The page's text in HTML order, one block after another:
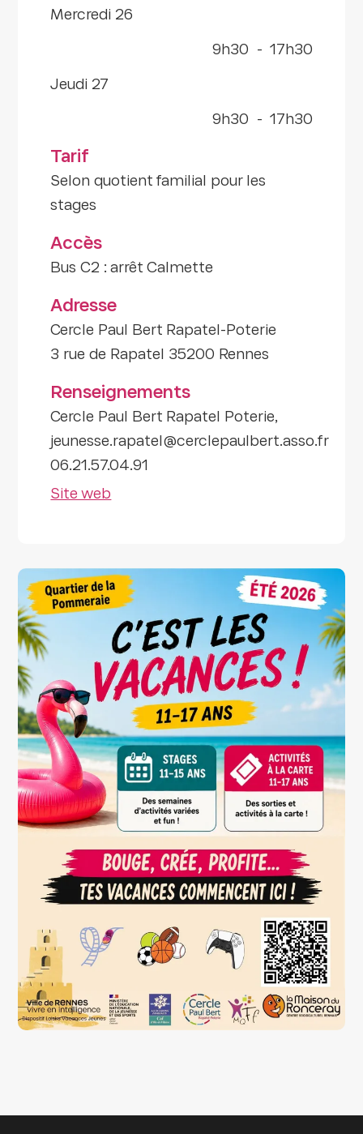
mercredi 26
9h30 - 17h30
jeudi 27
9h30 - 17h30
Tarif
Selon quotient familial pour les
stages
Accès
Bus C2 : arrêt Calmette
Adresse
Cercle Paul Bert Rapatel-Poterie
3 rue de Rapatel 35200 Rennes
Renseignements
Cercle Paul Bert Rapatel Poterie,
jeunesse.rapatel@cerclepaulbert.asso.fr
06.21.57.04.91
Site web